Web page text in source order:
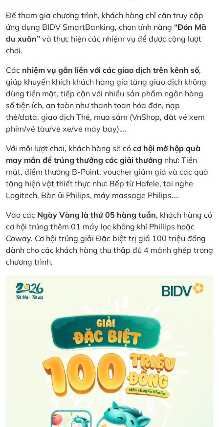
Để tham gia chương trình, khách hàng chỉ cần truy cập
ứng dụng BIDV SmartBanking, chọn tính năng “Đón Mã
du xuân” và thực hiện các nhiệm vụ để được cộng lượt
chơi.
Các nhiệm vụ gắn liền với các giao dịch trên kênh số,
giúp khuyến khích khách hàng gia tăng giao dịch không
dùng tiền mặt, tiếp cận với nhiều sản phẩm ngân hàng
số tiện ích, an toàn như thanh toan hóa đơn, nạp
thẻ/data, giao dịch Thẻ, mua sắm (VnShop, đặt vé xem
phim/vé tàu/vé xe/vé máy bay)….
Với mỗi lượt chơi, khách hàng sẽ có cơ hội mở hộp quà
may mắn để trúng thưởng các giải thưởng như: Tiền
mặt, điểm thưởng B-Point, voucher giảm giá và các quà
tặng hiện vật thiết thực như: Bếp từ Hafele, tai nghe
Logitech, Bàn ủi Philips, máy massage Philips….
Vào các Ngày Vàng là thứ 05 hàng tuần, khách hàng có
cơ hội trúng thêm 01 máy lọc không khí Phillips hoặc
Coway. Cơ hội trúng giải Đặc biệt trị giá 100 triệu đồng
dành cho các khách hàng thu thập đủ 4 mảnh ghép trong
chương trình.